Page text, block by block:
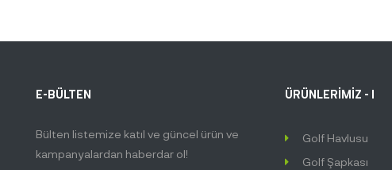
E-BÜLTEN
Bülten listemize katıl ve güncel ürün ve
kampanyalardan haberdar ol!
ÜRÜNLERİMİZ - I
Golf Havlusu
Golf Şapkası